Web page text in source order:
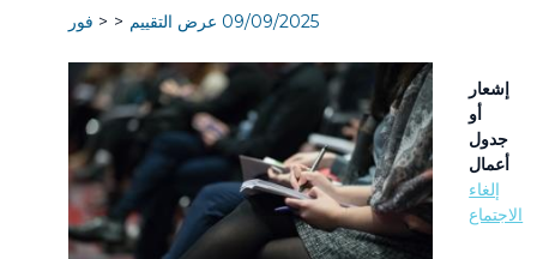
فور 09/09/2025 عرض التقييم
إشعار
أو
جدول
أعمال
إلغاء
الاجتماع